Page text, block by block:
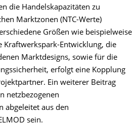
die Handelskapazitäten zu
Marktzonen (NTC-Werte)
Größen wie beispielweise
Kraftwerkspark-Entwicklung, die
Marktdesigns, sowie für die
erfolgt eine Kopplung
Ein weiterer Beitrag
netzbezogenen
abgeleitet aus den
sein.